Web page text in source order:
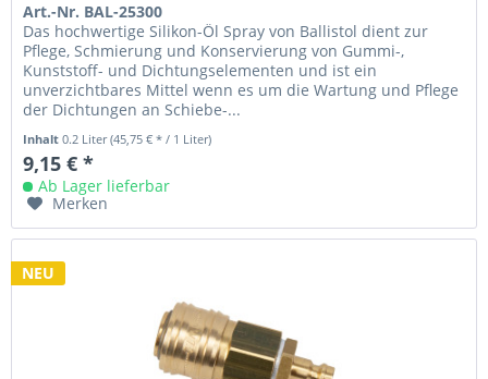
Art.-Nr. BAL-25300
Das hochwertige Silikon-Öl Spray von Ballistol dient zur
Pflege, Schmierung und Konservierung von Gummi-,
Kunststoff- und Dichtungselementen und ist ein
unverzichtbares Mittel wenn es um die Wartung und Pflege
der Dichtungen an Schiebe-...
Inhalt0.2 Liter(45,75 € * / 1 Liter)
9,15 € *
Ab Lager lieferbar
Merken
NEU